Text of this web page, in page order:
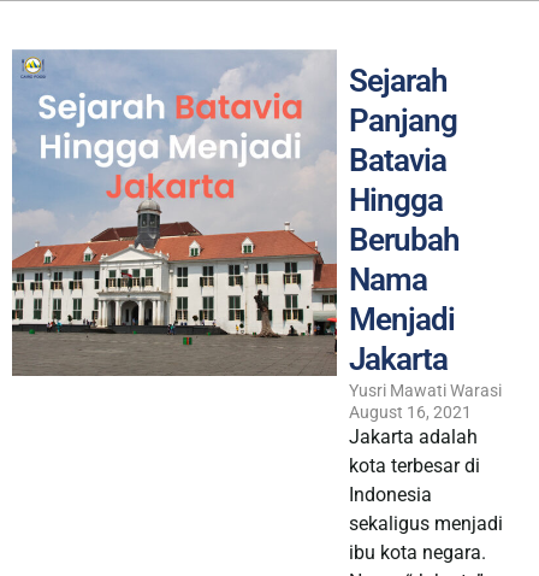
Sejarah
Panjang
Batavia
Hingga
Berubah
Nama
Menjadi
Jakarta
Yusri Mawati Warasi
August 16, 2021
Jakarta adalah
kota terbesar di
Indonesia
sekaligus menjadi
ibu kota negara.